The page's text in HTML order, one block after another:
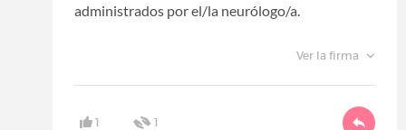
administrados por el/la neurólogo/a.
Ver la firma
1 1